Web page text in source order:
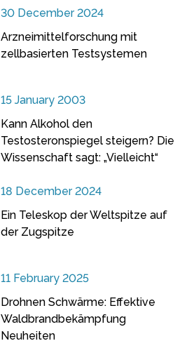
30 December 2024
Arzneimittelforschung mit
zellbasierten Testsystemen
15 January 2003
Kann Alkohol den
Testosteronspiegel steigern? Die
Wissenschaft sagt: „Vielleicht“
18 December 2024
Ein Teleskop der Weltspitze auf
der Zugspitze
11 February 2025
Drohnen Schwärme: Effektive
Waldbrandbekämpfung
Neuheiten